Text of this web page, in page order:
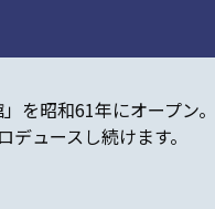
を昭和61年にオープン
ュースし続けます。